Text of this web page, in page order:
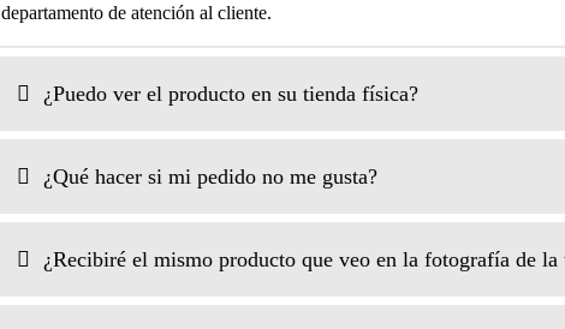
departamento de atención al cliente.
¿Puedo ver el producto en su tienda física?
¿Qué hacer si mi pedido no me gusta?
¿Recibiré el mismo producto que veo en la fotografía de la